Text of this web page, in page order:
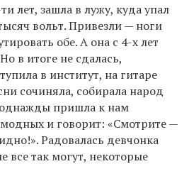
лет, зашла в лужу, куда упал
вольт. Привезли — ноги
обе. А она с 4-х лет
в итоге не сдалась,
в институт, на гитаре
сочиняла, собирала народ
пришла к нам
модных и говорит: «Смотрите —
Радовалась девчонка
все так могут, некоторые